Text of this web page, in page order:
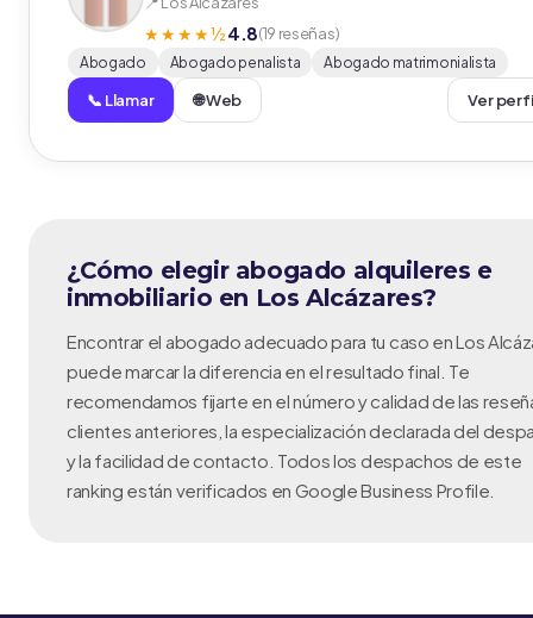
★★★★½4.8(19 reseñas)
Abogado Abogado penalista Abogado matrimonialista
📞 Llamar 🌐 Web Ver
¿Cómo elegir abogado alquileres e
inmobiliario en Los Alcázares?
Encontrar el abogado adecuado para tu caso en Los
puede marcar la diferencia en el resultado final. Te
recomendamos fijarte en el número y calidad de las
clientes anteriores, la especialización declarada del
y la facilidad de contacto. Todos los despachos de este
ranking están verificados en Google Business Profile.